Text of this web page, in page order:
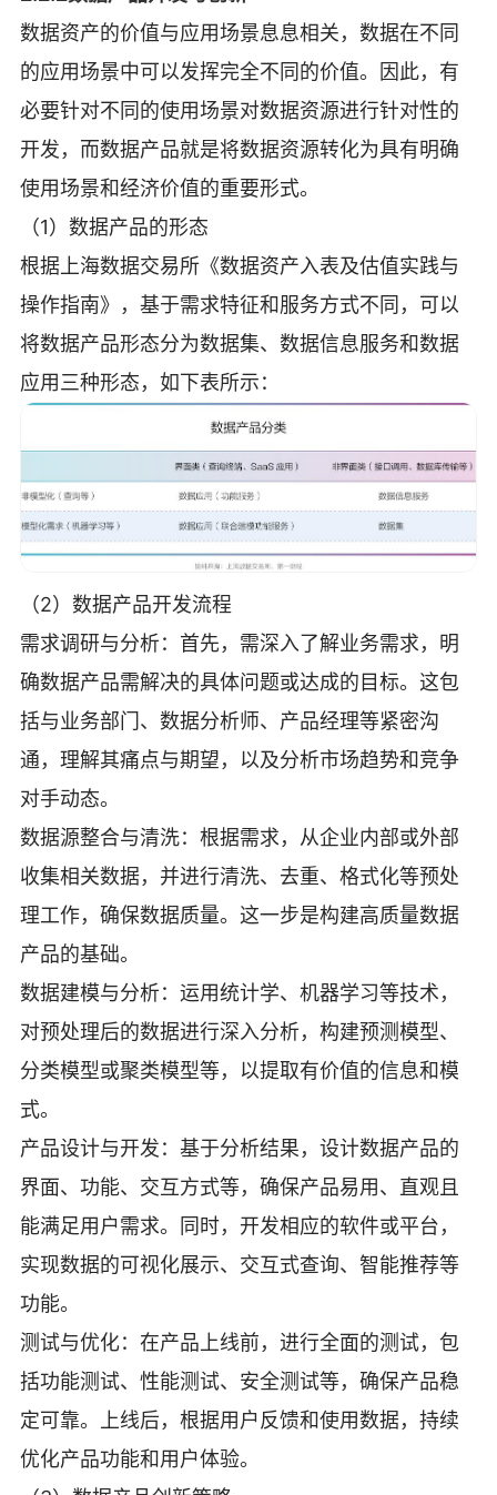
数据资产的价值与应用场景息息相关，数据在不同
的应用场景中可以发挥完全不同的价值。因此，有
必要针对不同的使用场景对数据资源进行针对性的
开发，而数据产品就是将数据资源转化为具有明确
使用场景和经济价值的重要形式。
（1）数据产品的形态
根据上海数据交易所《数据资产入表及估值实践与
操作指南》，基于需求特征和服务方式不同，可以
将数据产品形态分为数据集、数据信息服务和数据
应用三种形态，如下表所示：
（2）数据产品开发流程
需求调研与分析：首先，需深入了解业务需求，明
确数据产品需解决的具体问题或达成的目标。这包
括与业务部门、数据分析师、产品经理等紧密沟
通，理解其痛点与期望，以及分析市场趋势和竞争
对手动态。
数据源整合与清洗：根据需求，从企业内部或外部
收集相关数据，并进行清洗、去重、格式化等预处
理工作，确保数据质量。这一步是构建高质量数据
产品的基础。
数据建模与分析：运用统计学、机器学习等技术，
对预处理后的数据进行深入分析，构建预测模型、
分类模型或聚类模型等，以提取有价值的信息和模
式。
产品设计与开发：基于分析结果，设计数据产品的
界面、功能、交互方式等，确保产品易用、直观且
能满足用户需求。同时，开发相应的软件或平台，
实现数据的可视化展示、交互式查询、智能推荐等
功能。
测试与优化：在产品上线前，进行全面的测试，包
括功能测试、性能测试、安全测试等，确保产品稳
定可靠。上线后，根据用户反馈和使用数据，持续
优化产品功能和用户体验。